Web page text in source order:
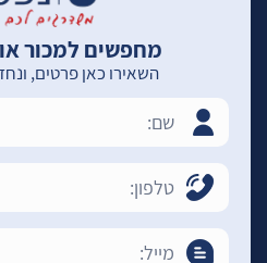
מחפשים למכור
השאירו כאן פרטים,